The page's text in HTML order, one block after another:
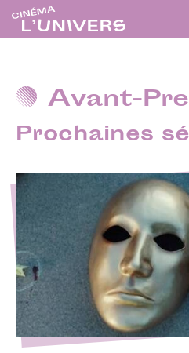
Avant-
Prochaines